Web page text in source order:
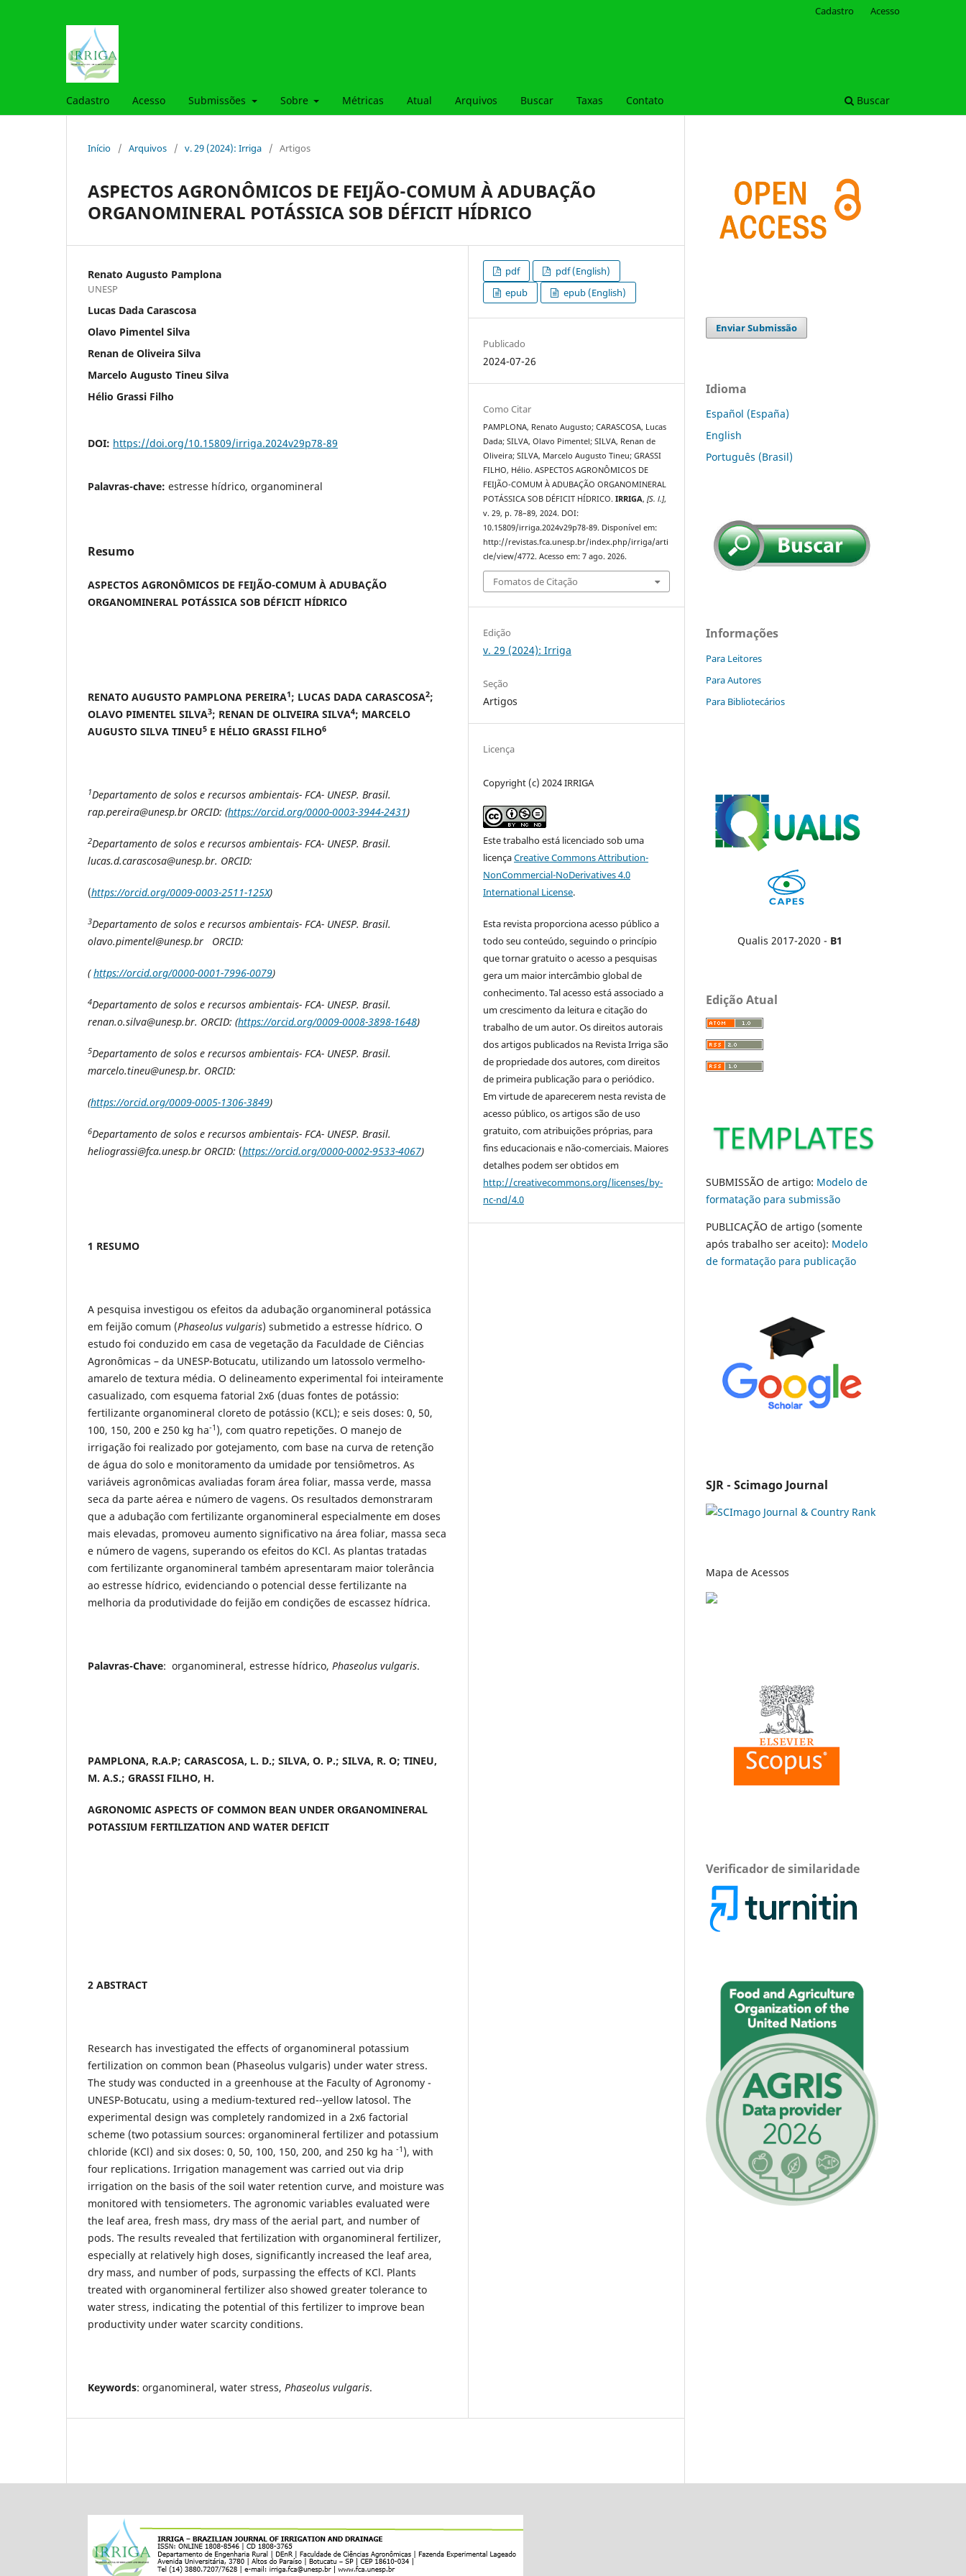
Cadastro Acesso Submissões Sobre Métricas Atual Arquivos Buscar Taxas Contato Buscar
Cadastro Acesso
Início / Arquivos / v. 29 (2024): Irriga / Artigos
ASPECTOS AGRONÔMICOS DE FEIJÃO-COMUM À ADUBAÇÃO
ORGANOMINERAL POTÁSSICA SOB DÉFICIT HÍDRICO
Renato Augusto Pamplona
UNESP
Lucas Dada Carascosa
Olavo Pimentel Silva
Renan de Oliveira Silva
Marcelo Augusto Tineu Silva
Hélio Grassi Filho
DOI: https://doi.org/10.15809/irriga.2024v29p78-89
Palavras-chave: estresse hídrico, organomineral
Resumo
ASPECTOS AGRONÔMICOS DE FEIJÃO-COMUM À ADUBAÇÃO
ORGANOMINERAL POTÁSSICA SOB DÉFICIT HÍDRICO
RENATO AUGUSTO PAMPLONA PEREIRA1; LUCAS DADA CARASCOSA2;
OLAVO PIMENTEL SILVA3; RENAN DE OLIVEIRA SILVA4; MARCELO
AUGUSTO SILVA TINEU5 E HÉLIO GRASSI FILHO6
1Departamento de solos e recursos ambientais- FCA- UNESP. Brasil.
rap.pereira@unesp.br ORCID: (https://orcid.org/0000-0003-3944-2431)
2Departamento de solos e recursos ambientais- FCA- UNESP. Brasil.
lucas.d.carascosa@unesp.br. ORCID:
(https://orcid.org/0009-0003-2511-125X)
3Departamento de solos e recursos ambientais- FCA- UNESP. Brasil.
olavo.pimentel@unesp.br ORCID:
(https://orcid.org/0000-0001-7996-0079)
4Departamento de solos e recursos ambientais- FCA- UNESP. Brasil.
renan.o.silva@unesp.br. ORCID: (https://orcid.org/0009-0008-3898-1648)
5Departamento de solos e recursos ambientais- FCA- UNESP. Brasil.
marcelo.tineu@unesp.br. ORCID:
(https://orcid.org/0009-0005-1306-3849)
6Departamento de solos e recursos ambientais- FCA- UNESP. Brasil.
heliograssi@fca.unesp.br ORCID: (https://orcid.org/0000-0002-9533-4067)
1 RESUMO
A pesquisa investigou os efeitos da adubação organomineral potássica
em feijão comum (Phaseolus vulgaris) submetido a estresse hídrico. O
estudo foi conduzido em casa de vegetação da Faculdade de Ciências
Agronômicas – da UNESP-Botucatu, utilizando um latossolo vermelho-
amarelo de textura média. O delineamento experimental foi inteiramente
casualizado, com esquema fatorial 2x6 (duas fontes de potássio:
fertilizante organomineral cloreto de potássio (KCL); e seis doses: 0, 50,
100, 150, 200 e 250 kg ha-1 ), com quatro repetições. O manejo de
irrigação foi realizado por gotejamento, com base na curva de retenção
de água do solo e monitoramento da umidade por tensiômetros. As
variáveis agronômicas avaliadas foram área foliar, massa verde, massa
seca da parte aérea e número de vagens. Os resultados demonstraram
que a adubação com fertilizante organomineral especialmente em doses
mais elevadas, promoveu aumento significativo na área foliar, massa seca
e número de vagens, superando os efeitos do KCl. As plantas tratadas
com fertilizante organomineral também apresentaram maior tolerância
ao estresse hídrico, evidenciando o potencial desse fertilizante na
melhoria da produtividade do feijão em condições de escassez hídrica.
Palavras-Chave: organomineral, estresse hídrico, Phaseolus vulgaris.
PAMPLONA, R.A.P; CARASCOSA, L. D.; SILVA, O. P.; SILVA, R. O; TINEU,
M. A.S.; GRASSI FILHO, H.
AGRONOMIC ASPECTS OF COMMON BEAN UNDER ORGANOMINERAL
POTASSIUM FERTILIZATION AND WATER DEFICIT
2 ABSTRACT
Research has investigated the effects of organomineral potassium
fertilization on common bean (Phaseolus vulgaris) under water stress.
The study was conducted in a greenhouse at the Faculty of Agronomy -
UNESP-Botucatu, using a medium-textured red--yellow latosol. The
experimental design was completely randomized in a 2x6 factorial
scheme (two potassium sources: organomineral fertilizer and potassium
chloride (KCl) and six doses: 0, 50, 100, 150, 200, and 250 kg ha -1 ), with
four replications. Irrigation management was carried out via drip
irrigation on the basis of the soil water retention curve, and moisture was
monitored with tensiometers. The agronomic variables evaluated were
the leaf area, fresh mass, dry mass of the aerial part, and number of
pods. The results revealed that fertilization with organomineral fertilizer,
especially at relatively high doses, significantly increased the leaf area,
dry mass, and number of pods, surpassing the effects of KCl. Plants
treated with organomineral fertilizer also showed greater tolerance to
water stress, indicating the potential of this fertilizer to improve bean
productivity under water scarcity conditions.
Keywords: organomineral, water stress, Phaseolus vulgaris.
pdf
pdf (English)
epub
epub (English)
Publicado
2024-07-26
Como Citar
PAMPLONA, Renato Augusto; CARASCOSA, Lucas
Dada; SILVA, Olavo Pimentel; SILVA, Renan de
Oliveira; SILVA, Marcelo Augusto Tineu; GRASSI
FILHO, Hélio. ASPECTOS AGRONÔMICOS DE
FEIJÃO-COMUM À ADUBAÇÃO ORGANOMINERAL
POTÁSSICA SOB DÉFICIT HÍDRICO.IRRIGA,[S. l.],
v. 29, p. 78–89, 2024. DOI:
10.15809/irriga.2024v29p78-89. Disponível em:
http://revistas.fca.unesp.br/index.php/irriga/arti
cle/view/4772. Acesso em: 7 ago. 2026.
Fomatos de Citação
Edição
v. 29 (2024): Irriga
Seção
Artigos
Licença
Copyright (c) 2024 IRRIGA
Este trabalho está licenciado sob uma
licençaCreative Commons Attribution-
NonCommercial-NoDerivatives 4.0
International License.
Esta revista proporciona acesso público a
todo seu conteúdo, seguindo o princípio
que tornar gratuito o acesso a pesquisas
gera um maior intercâmbio global de
conhecimento. Tal acesso está associado a
um crescimento da leitura e citação do
trabalho de um autor. Os direitos autorais
dos artigos publicados na Revista Irriga são
de propriedade dos autores, com direitos
de primeira publicação para o periódico.
Em virtude de aparecerem nesta revista de
acesso público, os artigos são de uso
gratuito, com atribuições próprias, para
fins educacionais e não-comerciais. Maiores
detalhes podem ser obtidos em
http://creativecommons.org/licenses/by-
nc-nd/4.0
Enviar Submissão
Idioma
Español (España)
English
Português (Brasil)
Informações
Para Leitores
Para Autores
Para Bibliotecários
Qualis 2017-2020 - B1
Edição Atual
SUBMISSÃO de artigo: Modelo de
formatação para submissão
PUBLICAÇÃO de artigo (somente
após trabalho ser aceito): Modelo
de formatação para publicação
SJR - Scimago Journal
Mapa de Acessos
Verificador de similaridade